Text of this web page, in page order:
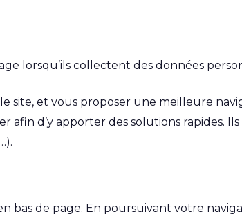
lorsqu’ils collectent des données
site, et vous proposer une meilleure
d’y apporter des solutions rapides.
bas de page. En poursuivant votre